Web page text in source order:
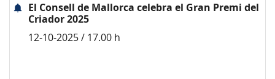
El Consell de Mallorca celebra el Gran Premi del
Criador 2025
12-10-2025 / 17.00 h